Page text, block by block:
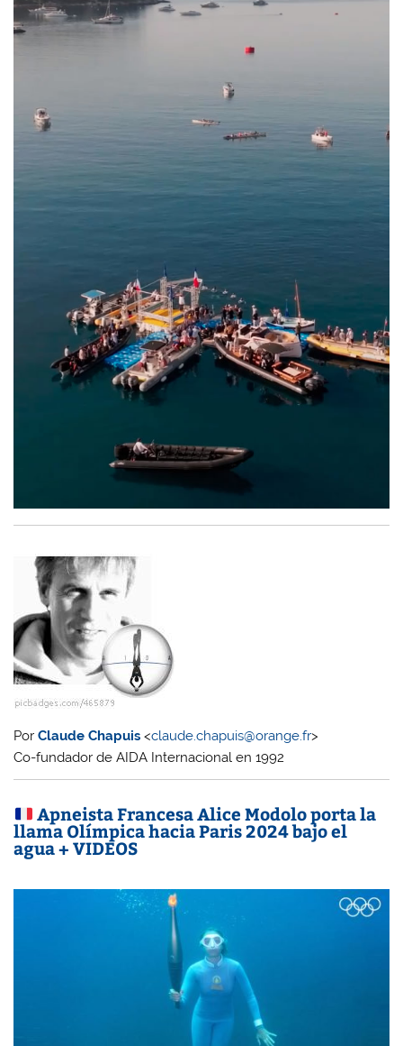
Por Claude Chapuis <claude.chapuis@orange.fr>
Co-fundador de AIDA Internacional en 1992
Apneista Francesa Alice Modolo porta la
llama Olímpica hacia Paris 2024 bajo el
agua + VIDEOS